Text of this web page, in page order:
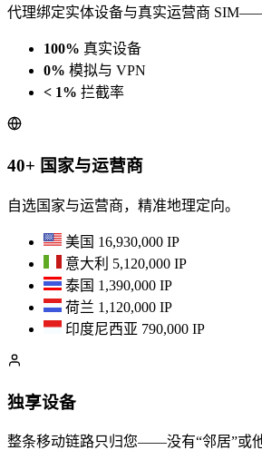
代理绑定实体设备与真实运营商
100% 真实设备
0% 模拟与 VPN
< 1% 拦截率
40+ 国家与运营商
自选国家与运营商，精准地理定向。
美国 16,930,000 IP
意大利 5,120,000 IP
泰国 1,390,000 IP
荷兰 1,120,000 IP
印度尼西亚 790,000 IP
独享设备
整条移动链路只归您——没有“邻居”或